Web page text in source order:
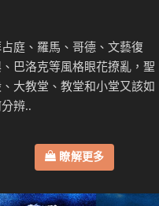
庭、羅馬、哥德、文藝復
巴洛克等風格眼花撩亂，聖
、大教堂、教堂和小堂又該如
辨..
瞭解更多